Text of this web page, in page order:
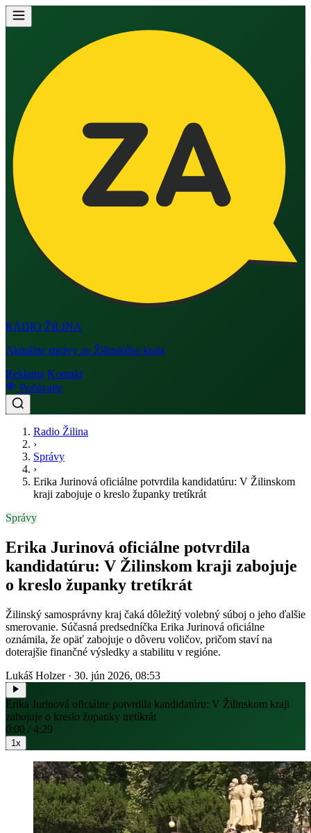
RÁDIO ŽILINA
Aktuálne správy zo Žilinského kraja
Reklama Kontakt
Počúvajte
Radio Žilina
›
Správy
›
Erika Jurinová oficiálne potvrdila kandidatúru: V Žilinskom
kraji zabojuje o kreslo županky tretíkrát
Správy
Erika Jurinová oficiálne potvrdila
kandidatúru: V Žilinskom kraji zabojuje
o kreslo županky tretíkrát
Žilinský samosprávny kraj čaká dôležitý volebný súboj o jeho ďalšie
smerovanie. Súčasná predsedníčka Erika Jurinová oficiálne
oznámila, že opäť zabojuje o dôveru voličov, pričom staví na
doterajšie finančné výsledky a stabilitu v regióne.
Lukáš Holzer · 30. jún 2026, 08:53
Erika Jurinová oficiálne potvrdila kandidatúru: V Žilinskom kraji
zabojuje o kreslo županky tretíkrát
0:00 / 4:29
1x